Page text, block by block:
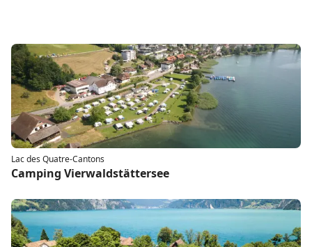
Lac des Quatre-Cantons
Camping Vierwaldstättersee